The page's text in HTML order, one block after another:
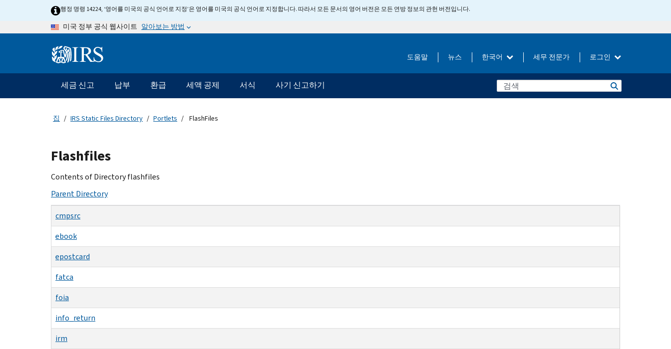
행정 명령 14224, ‘영어를 미국의 공식 언어로 지정’은 영어를 미국의 공식 언어로 지정합니다. 따라서 모든 문서의 영어 버전은 모든 연방 정보의 관헌 버전입니다.
미국 정부 공식 웹사이트 알아보는 방법
Information 도움말 뉴스 한국어 세무 전문가 로그인
메
인
네
이
바
세금 신고 납부 환급 세액 공제 서식 사기 신고하기
집 IRS Static Files Directory Portlets FlashFiles
Beginning
of
main
Flashfiles
Contents of Directory flashfiles
Parent Directory
cmpsrc
ebook
epostcard
fatca
foia
info_return
irm